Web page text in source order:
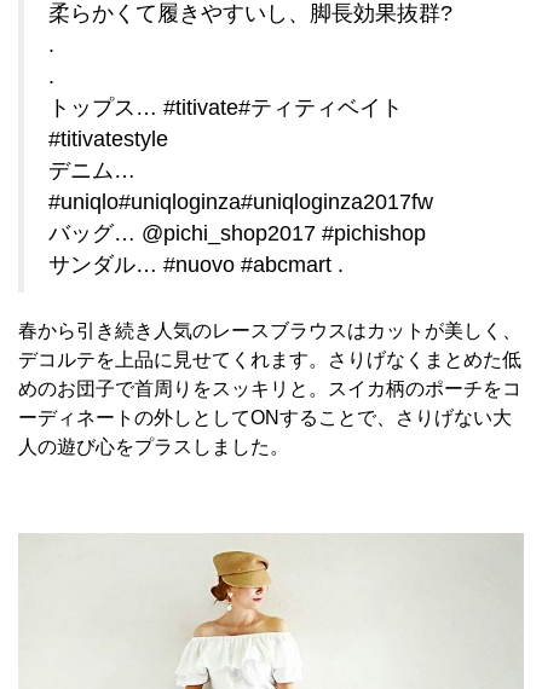
柔らかくて履きやすいし、脚長効果抜群?
.
.
トップス… #titivate#ティティベイト
#titivatestyle
デニム…
#uniqlo#uniqloginza#uniqloginza2017fw
バッグ… @pichi_shop2017 #pichishop
サンダル… #nuovo #abcmart .
春から引き続き人気のレースブラウスはカットが美しく、
デコルテを上品に見せてくれます。さりげなくまとめた低
めのお団子で首周りをスッキリと。スイカ柄のポーチをコ
ーディネートの外しとしてONすることで、さりげない大
人の遊び心をプラスしました。